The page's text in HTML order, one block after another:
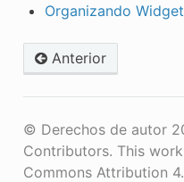
Organizando
Anterior
© Derechos de autor
Contributors. This
Commons Attribution